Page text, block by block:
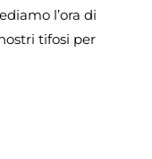
l’ora di
tifosi per